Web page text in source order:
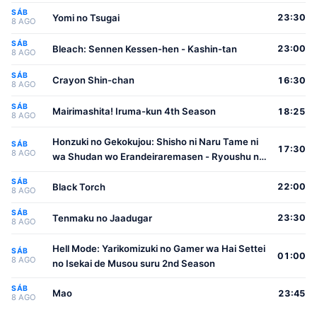
SÁB
8 AGO Yomi no Tsugai 23:30
SÁB
8 AGO Bleach: Sennen Kessen-hen - Kashin-tan 23:00
SÁB
8 AGO Crayon Shin-chan 16:30
SÁB
8 AGO Mairimashita! Iruma-kun 4th Season 18:25
SÁB
8 AGO
Honzuki no Gekokujou: Shisho ni Naru Tame ni
wa Shudan wo Erandeiraremasen - Ryoushu no
17:30
SÁB
8 AGO Black Torch 22:00
SÁB
8 AGO Tenmaku no Jaadugar 23:30
SÁB
8 AGO
Hell Mode: Yarikomizuki no Gamer wa Hai Settei
no Isekai de Musou suru 2nd Season
01:00
SÁB
8 AGO Mao 23:45